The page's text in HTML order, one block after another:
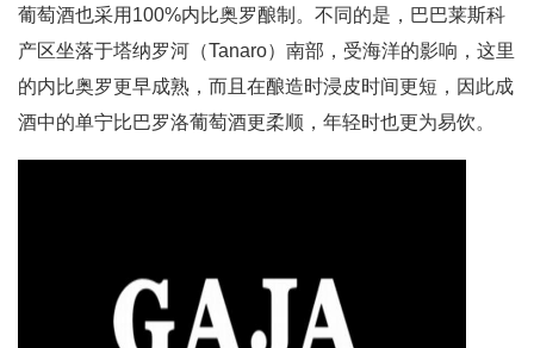
葡萄酒也采用100%内比奥罗酿制。不同的是，巴巴莱斯科
产区坐落于塔纳罗河（Tanaro）南部，受海洋的影响，这里
的内比奥罗更早成熟，而且在酿造时浸皮时间更短，因此成
酒中的单宁比巴罗洛葡萄酒更柔顺，年轻时也更为易饮。